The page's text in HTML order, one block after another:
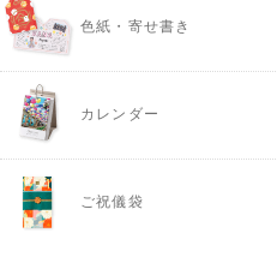
色紙・寄せ書き
カレンダー
ご祝儀袋